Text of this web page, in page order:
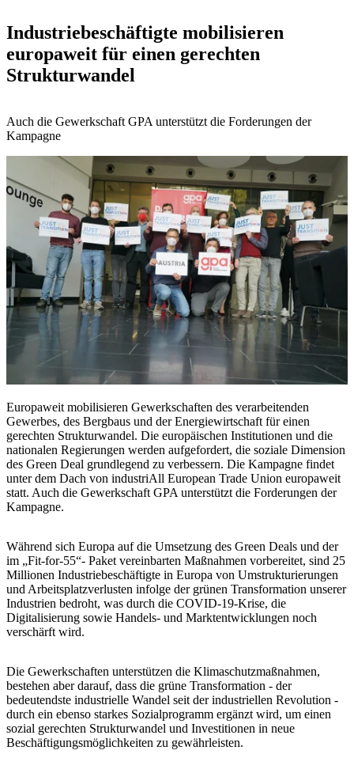
Industriebeschäftigte mobilisieren
europaweit für einen gerechten
Strukturwandel
Auch die Gewerkschaft GPA unterstützt die Forderungen der
Kampagne
Europaweit mobilisieren Gewerkschaften des verarbeitenden
Gewerbes, des Bergbaus und der Energiewirtschaft für einen
gerechten Strukturwandel. Die europäischen Institutionen und die
nationalen Regierungen werden aufgefordert, die soziale Dimension
des Green Deal grundlegend zu verbessern. Die Kampagne findet
unter dem Dach von industriAll European Trade Union europaweit
statt. Auch die Gewerkschaft GPA unterstützt die Forderungen der
Kampagne.
Während sich Europa auf die Umsetzung des Green Deals und der
im „Fit-for-55“- Paket vereinbarten Maßnahmen vorbereitet, sind 25
Millionen Industriebeschäftigte in Europa von Umstrukturierungen
und Arbeitsplatzverlusten infolge der grünen Transformation unserer
Industrien bedroht, was durch die COVID-19-Krise, die
Digitalisierung sowie Handels- und Marktentwicklungen noch
verschärft wird.
Die Gewerkschaften unterstützen die Klimaschutzmaßnahmen,
bestehen aber darauf, dass die grüne Transformation - der
bedeutendste industrielle Wandel seit der industriellen Revolution -
durch ein ebenso starkes Sozialprogramm ergänzt wird, um einen
sozial gerechten Strukturwandel und Investitionen in neue
Beschäftigungsmöglichkeiten zu gewährleisten.